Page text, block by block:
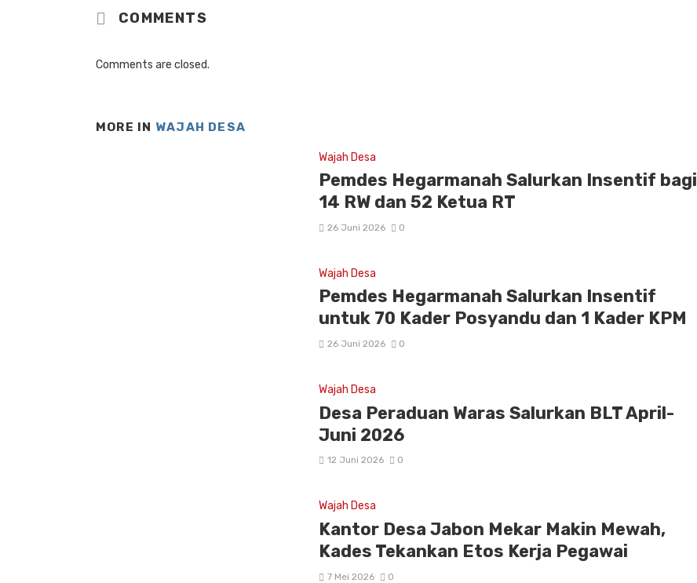
COMMENTS
Comments are closed.
MORE IN WAJAH DESA
Wajah Desa
Pemdes Hegarmanah Salurkan Insentif bagi
14 RW dan 52 Ketua RT
26 Juni 2026 0
Wajah Desa
Pemdes Hegarmanah Salurkan Insentif
untuk 70 Kader Posyandu dan 1 Kader KPM
26 Juni 2026 0
Wajah Desa
Desa Peraduan Waras Salurkan BLT April-
Juni 2026
12 Juni 2026 0
Wajah Desa
Kantor Desa Jabon Mekar Makin Mewah,
Kades Tekankan Etos Kerja Pegawai
7 Mei 2026 0